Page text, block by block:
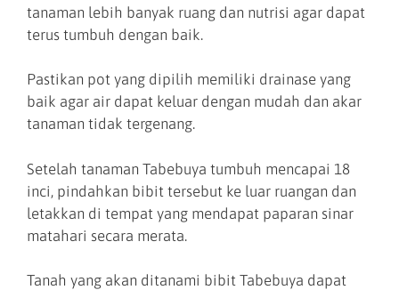
tanaman lebih banyak ruang dan nutrisi agar dapat
terus tumbuh dengan baik.
Pastikan pot yang dipilih memiliki drainase yang
baik agar air dapat keluar dengan mudah dan akar
tanaman tidak tergenang.
Setelah tanaman Tabebuya tumbuh mencapai 18
inci, pindahkan bibit tersebut ke luar ruangan dan
letakkan di tempat yang mendapat paparan sinar
matahari secara merata.
Tanah yang akan ditanami bibit Tabebuya dapat